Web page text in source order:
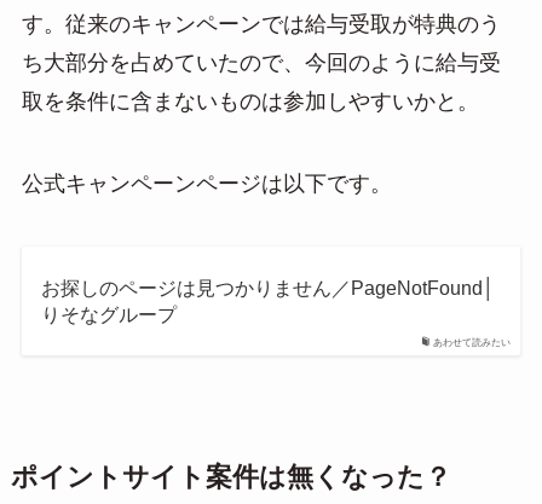
す。従来のキャンペーンでは給与受取が特典のう
ち大部分を占めていたので、今回のように給与受
取を条件に含まないものは参加しやすいかと。
公式キャンペーンページは以下です。
あわせて読みたい
お探しのページは見つかりません／PageNotFound│
りそなグループ
ポイントサイト案件は無くなった？